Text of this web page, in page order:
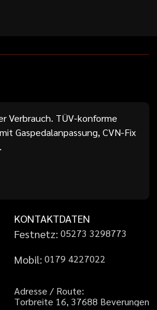
Verbrauch. TÜV-konforme
Gaspedalanpassung, CVN-Fix
KONTAKTDATEN
Festnetz: 05273 3298773
Mobil: 01 79 4227022
Adresse / Route:
Torbreite 16, 37688 Beverungen